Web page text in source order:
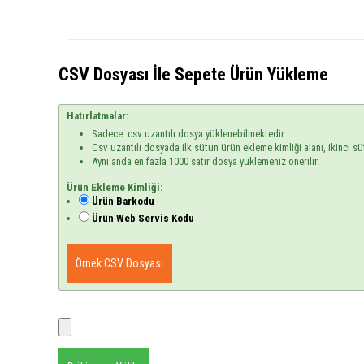
CSV Dosyası İle Sepete Ürün Yükleme
Hatırlatmalar:
Sadece .csv uzantılı dosya yüklenebilmektedir.
Csv uzantılı dosyada ilk sütun ürün ekleme kimliği alanı, ikinci
Aynı anda en fazla 1000 satır dosya yüklemeniz önerilir.
Ürün Ekleme Kimliği:
Ürün Barkodu
Ürün Web Servis Kodu
Örnek CSV Dosyası